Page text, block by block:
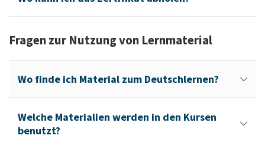
Fragen zur Nutzung von Lernmaterial
Wo finde ich Material zum Deutschlernen?
Welche Materialien werden in den Kursen
benutzt?